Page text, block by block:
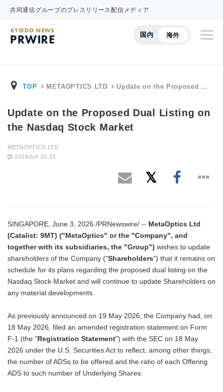
共同通信グループのプレスリリース配信メディア
国内 海外
KYODO NEWS
PRWIRE
TOP METAOPTICS LTD Update on the Proposed …
Update on the Proposed Dual Listing on
the Nasdaq Stock Market
METAOPTICS LTD
2026/6/4 10:33
SINGAPORE, June 3, 2026 /PRNewswire/ -- MetaOptics Ltd
(Catalist: 9MT) ("MetaOptics" or the "Company", and
together with its subsidiaries, the "Group") wishes to update
shareholders of the Company ("Shareholders") that it remains on
schedule for its plans regarding the proposed dual listing on the
Nasdaq Stock Market and will continue to update Shareholders on
any material developments.
As previously announced on 19 May 2026, the Company had, on
18 May 2026, filed an amended registration statement on Form
F-1 (the " Registration Statement") with the SEC on 18 May
2026 under the U.S. Securities Act to reflect, among other things,
the number of ADSs to be offered and the ratio of each Offering
ADS to such number of Underlying Shares.